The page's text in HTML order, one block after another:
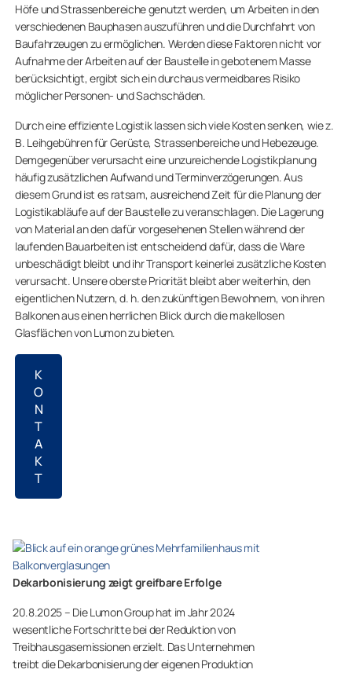
Höfe und Strassenbereiche genutzt werden, um Arbeiten in den
verschiedenen Bauphasen auszuführen und die Durchfahrt von
Baufahrzeugen zu ermöglichen. Werden diese Faktoren nicht vor
Aufnahme der Arbeiten auf der Baustelle in gebotenem Masse
berücksichtigt, ergibt sich ein durchaus vermeidbares Risiko
möglicher Personen- und Sachschäden.
Durch eine effiziente Logistik lassen sich viele Kosten senken, wie z.
B. Leihgebühren für Gerüste, Strassenbereiche und Hebezeuge.
Demgegenüber verursacht eine unzureichende Logistikplanung
häufig zusätzlichen Aufwand und Terminverzögerungen. Aus
diesem Grund ist es ratsam, ausreichend Zeit für die Planung der
Logistikabläufe auf der Baustelle zu veranschlagen. Die Lagerung
von Material an den dafür vorgesehenen Stellen während der
laufenden Bauarbeiten ist entscheidend dafür, dass die Ware
unbeschädigt bleibt und ihr Transport keinerlei zusätzliche Kosten
verursacht. Unsere oberste Priorität bleibt aber weiterhin, den
eigentlichen Nutzern, d. h. den zukünftigen Bewohnern, von ihren
Balkonen aus einen herrlichen Blick durch die makellosen
Glasflächen von Lumon zu bieten.
K
O
N
T
A
K
T
Dekarbonisierung zeigt greifbare Erfolge
20.8.2025 – Die Lumon Group hat im Jahr 2024
wesentliche Fortschritte bei der Reduktion von
Treibhausgasemissionen erzielt. Das Unternehmen
treibt die Dekarbonisierung der eigenen Produktion